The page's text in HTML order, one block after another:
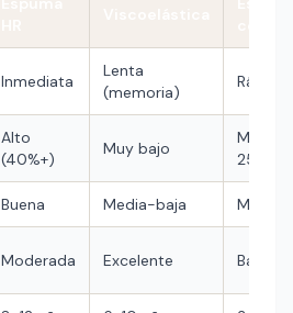
Inmediata
Lenta
(memoria)
Rápida
Alto
(40%+)
Muy bajo
Medio
25%)
Buena Media-baja Media
Moderada Excelente Baja